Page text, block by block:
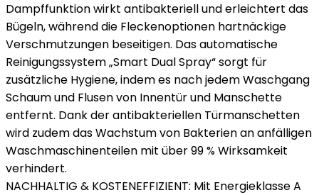
Dampffunktion wirkt antibakteriell und erleichtert das
Bügeln, während die Fleckenoptionen hartnäckige
Verschmutzungen beseitigen. Das automatische
Reinigungssystem „Smart Dual Spray“ sorgt für
zusätzliche Hygiene, indem es nach jedem Waschgang
Schaum und Flusen von Innentür und Manschette
entfernt. Dank der antibakteriellen Türmanschetten
wird zudem das Wachstum von Bakterien an anfälligen
Waschmaschinenteilen mit über 99 % Wirksamkeit
verhindert.
NACHHALTIG & KOSTENEFFIZIENT: Mit Energieklasse A